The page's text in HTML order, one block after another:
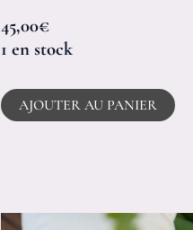
45,00€
1 en stock
AJOUTER AU PANIER